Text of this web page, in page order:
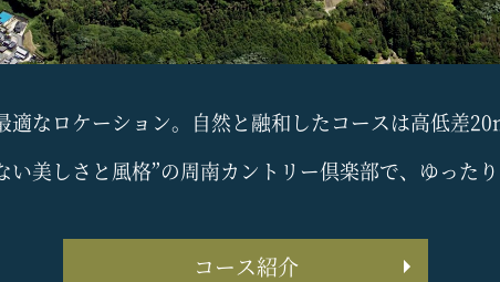
なロケーション。自然と融和したコースは高低差
美しさと風格”の周南カントリー倶楽部で、ゆった
コース紹介